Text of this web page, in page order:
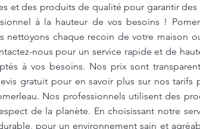
et des produits de qualité pour garantir
à la hauteur de vos besoins !
nettoyons chaque recoin de votre maison
nous pour un service rapide et de
à vos besoins. Nos prix sont
gratuit pour en savoir plus sur nos tarifs
Nos professionnels utilisent des
de la planète. En choisissant notre
pour un environnement sain et